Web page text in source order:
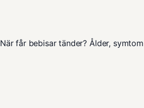
När får bebisar tänder? Ålder,